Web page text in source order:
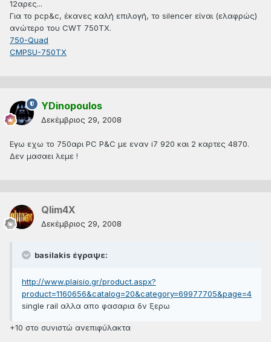
12αρες...
Για το pcp&c, έκανες καλή επιλογή, το silencer είναι (ελαφρώς)
ανώτερο του CWT 750TX.
750-Quad
CMPSU-750TX
YDinopoulos
Δεκέμβριος 29, 2008
Εγω εχω το 750αρι PC P&C με εναν i7 920 και 2 καρτες 4870.
Δεν μασαει λεμε !
Qlim4X
Δεκέμβριος 29, 2008
basilakis έγραψε:
http://www.plaisio.gr/product.aspx?
product=1160656&catalog=20&category=69977705&page=4
single rail αλλα απο φασαρια δν ξερω
+10 στο συνιστώ ανεπιφύλακτα